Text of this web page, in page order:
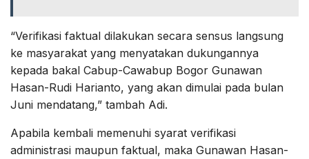
“Verifikasi faktual dilakukan secara sensus langsung
ke masyarakat yang menyatakan dukungannya
kepada bakal Cabup-Cawabup Bogor Gunawan
Hasan-Rudi Harianto, yang akan dimulai pada bulan
Juni mendatang,” tambah Adi.
Apabila kembali memenuhi syarat verifikasi
administrasi maupun faktual, maka Gunawan Hasan-